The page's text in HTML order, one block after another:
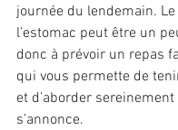
journée du lendemain.
l’estomac peut être un
donc à prévoir un repas
qui vous permette de
et d’aborder
s’annonce.